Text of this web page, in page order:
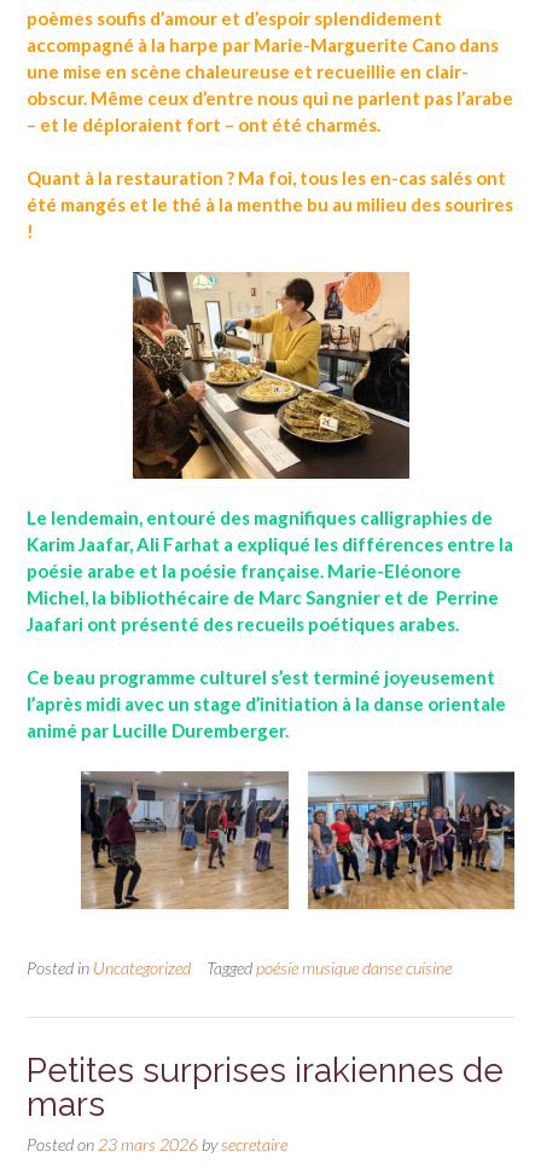
poèmes soufis d’amour et d’espoir splendidement
accompagné à la harpe par Marie-Marguerite Cano dans
une mise en scène chaleureuse et recueillie en clair-
obscur. Même ceux d’entre nous qui ne parlent pas l’arabe
– et le déploraient fort – ont été charmés.
Quant à la restauration ? Ma foi, tous les en-cas salés ont
été mangés et le thé à la menthe bu au milieu des sourires
!
Le lendemain, entouré des magnifiques calligraphies de
Karim Jaafar, Ali Farhat a expliqué les différences entre la
poésie arabe et la poésie française. Marie-Eléonore
Michel, la bibliothécaire de Marc Sangnier et de Perrine
Jaafari ont présenté des recueils poétiques arabes.
Ce beau programme culturel s’est terminé joyeusement
l’après midi avec un stage d’initiation à la danse orientale
animé par Lucille Duremberger.
Posted in Uncategorized Taggedpoésie musique danse cuisine
Petites surprises irakiennes de
mars
Posted on23 mars 2026bysecretaire